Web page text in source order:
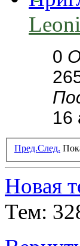
Leoni
0
16
Пред.След.
Новая
Тем: